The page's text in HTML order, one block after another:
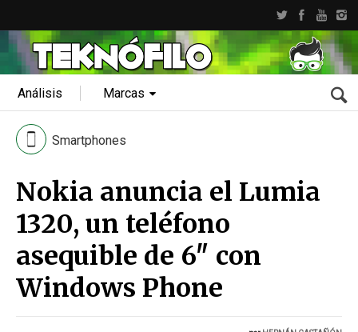
Análisis Marcas
Smartphones
Nokia anuncia el Lumia
1320, un teléfono
asequible de 6″ con
Windows Phone